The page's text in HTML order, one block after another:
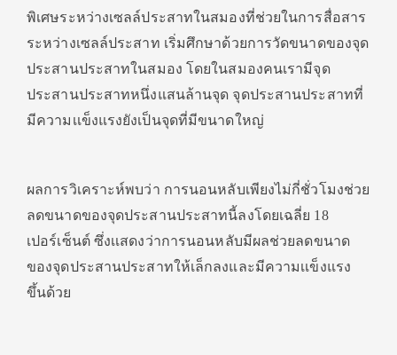
พิเศษระหว่างเซลล์ประสาทในสมองที่ช่วยในการสื่อสาร
ระหว่างเซลล์ประสาท เริ่มศึกษาด้วยการวัดขนาดของจุด
ประสานประสาทในสมอง โดยในสมองคนเรามีจุด
ประสานประสาทหนึ่งแสนล้านจุด จุดประสานประสาทที่
มีความเเข็งแรงยังเป็นจุดที่มีขนาดใหญ่
ผลการวิเคราะห์พบว่า การนอนหลับเพียงไม่กี่ชั่วโมงช่วย
ลดขนาดของจุดประสานประสาทนี้ลงโดยเฉลี่ย 18
เปอร์เซ็นต์ ซึ่งเเสดงว่าการนอนหลับมีผลช่วยลดขนาด
ของจุดประสานประสาทให้เล็กลงและมีความเเข็งแรง
ขึ้นด้วย